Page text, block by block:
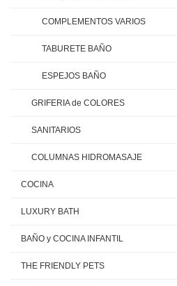
COMPLEMENTOS VARIOS
TABURETE BAÑO
ESPEJOS BAÑO
GRIFERIA de COLORES
SANITARIOS
COLUMNAS HIDROMASAJE
COCINA
LUXURY BATH
BAÑO y COCINA INFANTIL
THE FRIENDLY PETS